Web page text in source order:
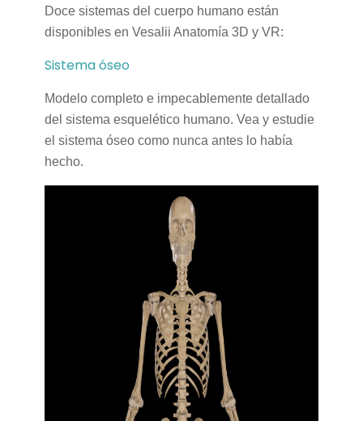
Doce sistemas del cuerpo humano están
disponibles en Vesalii Anatomía 3D y VR:
Sistema óseo
Modelo completo e impecablemente detallado
del sistema esquelético humano. Vea y estudie
el sistema óseo como nunca antes lo había
hecho.